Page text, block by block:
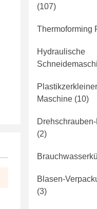
(107)
Thermoforming
Hydraulische
Maschine (10)
(2)
Blasen-
(3)